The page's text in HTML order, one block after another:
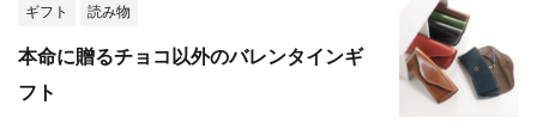
ギフト 読み物
本命に贈るチョコ以外のバレンタインギ
フト